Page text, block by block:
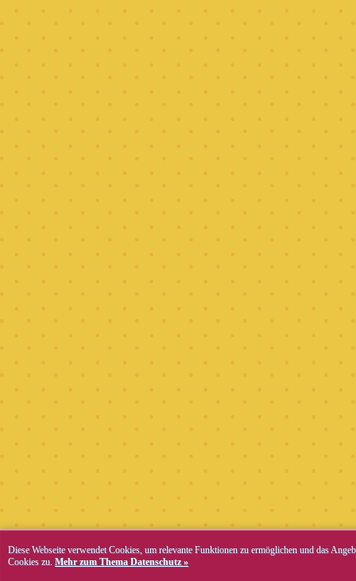
Diese Webseite verwendet Cookies, um relevante Funktionen zu ermöglichen und das
Cookies zu. Mehr zum Thema Datenschutz »